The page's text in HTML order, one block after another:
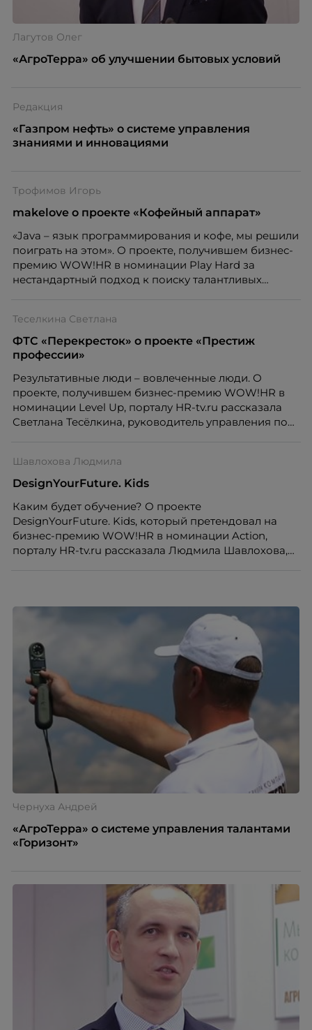
Лагутов Олег
«АгроТерра» об улучшении бытовых условий
Редакция
«Газпром нефть» о системе управления
знаниями и инновациями
Трофимов Игорь
makelove о проекте «Кофейный аппарат»
«Java – язык программирования и кофе, мы решили
поиграть на этом». О проекте, получившем бизнес-
премию WOW!HR в номинации Play Hard за
нестандартный подход к поиску талантливых
Теселкина Светлана
ФТС «Перекресток» о проекте «Престиж
профессии»
Результативные люди – вовлеченные люди. О
проекте, получившем бизнес-премию WOW!HR в
номинации Level Up, порталу HR-tv.ru рассказала
Светлана Тесёлкина, руководитель управления по
Шавлохова Людмила
DesignYourFuture. Kids
Каким будет обучение? О проекте
DesignYourFuture. Kids, который претендовал на
бизнес-премию WOW!HR в номинации Action,
порталу HR-tv.ru рассказала Людмила Шавлохова,
Чернуха Андрей
«АгроТерра» о системе управления талантами
«Горизонт»